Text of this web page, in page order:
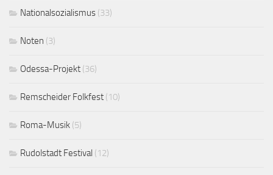
Nationalsozialismus (33)
Noten (3)
Odessa-Projekt (36)
Remscheider Folkfest (10)
Roma-Musik (5)
Rudolstadt Festival (12)